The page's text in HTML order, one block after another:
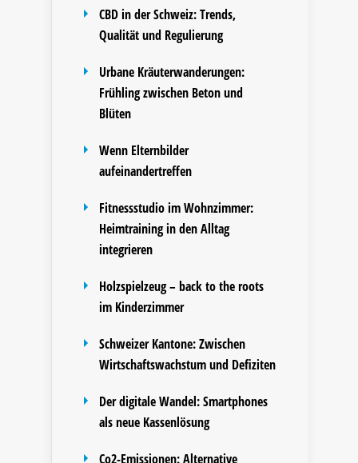
CBD in der Schweiz: Trends,
Qualität und Regulierung
Urbane Kräuterwanderungen:
Frühling zwischen Beton und
Blüten
Wenn Elternbilder
aufeinandertreffen
Fitnessstudio im Wohnzimmer:
Heimtraining in den Alltag
integrieren
Holzspielzeug – back to the roots
im Kinderzimmer
Schweizer Kantone: Zwischen
Wirtschaftswachstum und Defiziten
Der digitale Wandel: Smartphones
als neue Kassenlösung
Co2-Emissionen: Alternative